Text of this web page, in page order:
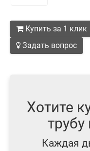
Купить за 1 клик
Задать вопрос
Хотите
трубу
Каждая